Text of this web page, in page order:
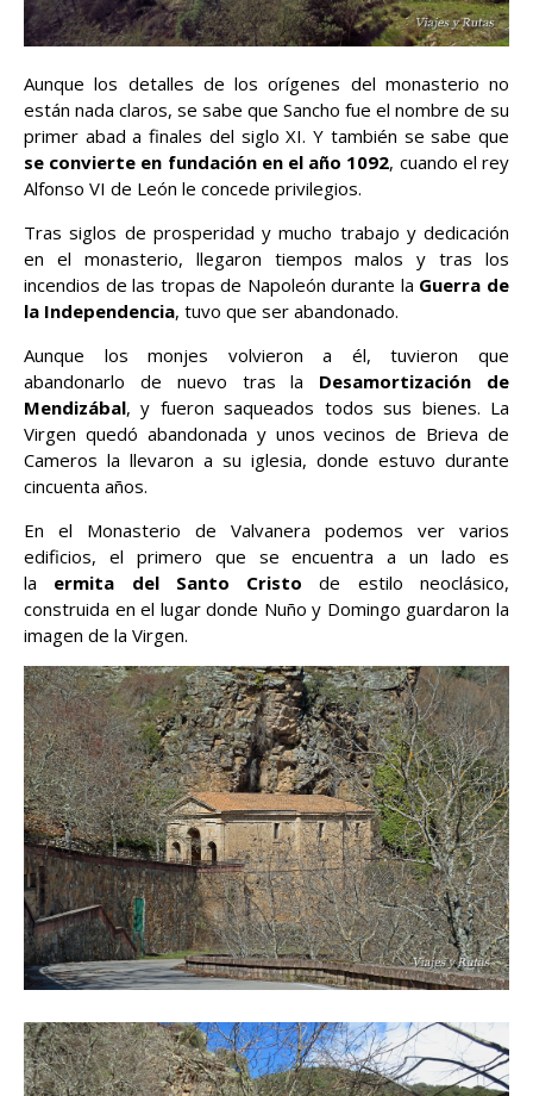
Aunque los detalles de los orígenes del monasterio no
están nada claros, se sabe que Sancho fue el nombre de su
primer abad a finales del siglo XI. Y también se sabe que
se convierte en fundación en el año 1092, cuando el rey
Alfonso VI de León le concede privilegios.
Tras siglos de prosperidad y mucho trabajo y dedicación
en el monasterio, llegaron tiempos malos y tras los
incendios de las tropas de Napoleón durante la Guerra de
la Independencia, tuvo que ser abandonado.
Aunque los monjes volvieron a él, tuvieron que
abandonarlo de nuevo tras la Desamortización de
Mendizábal, y fueron saqueados todos sus bienes. La
Virgen quedó abandonada y unos vecinos de Brieva de
Cameros la llevaron a su iglesia, donde estuvo durante
cincuenta años.
En el Monasterio de Valvanera podemos ver varios
edificios, el primero que se encuentra a un lado es
la ermita del Santo Cristo de estilo neoclásico,
construida en el lugar donde Nuño y Domingo guardaron la
imagen de la Virgen.